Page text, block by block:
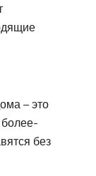
– это
более-
без